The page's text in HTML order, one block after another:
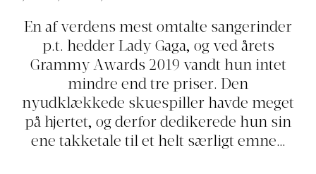
En af verdens mest omtalte sangerinder
p.t. hedder Lady Gaga, og ved årets
Grammy Awards 2019 vandt hun intet
mindre end tre priser. Den
nyudklækkede skuespiller havde meget
på hjertet, og derfor dedikerede hun sin
ene takketale til et helt særligt emne…